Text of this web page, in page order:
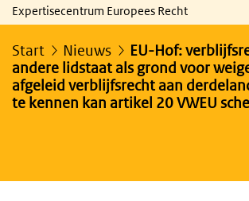
Expertisecentrum Europees Recht
Start Nieuws
EU-Hof:
andere lidstaat als grond voor
afgeleid verblijfsrecht aan
te kennen kan artikel 20 VWEU